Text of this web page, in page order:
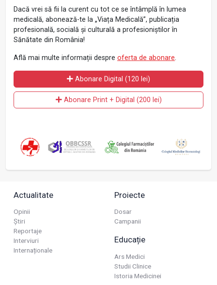
Dacă vrei să fii la curent cu tot ce se întâmplă în lumea
medicală, abonează-te la „Viața Medicală”, publicația
profesională, socială și culturală a profesioniștilor în
Sănătate din România!
Află mai multe informații despre oferta de abonare.
Abonare Digital (120 lei)
Abonare Print + Digital (200 lei)
Actualitate
Opinii
Știri
Reportaje
Interviuri
Internaționale
Proiecte
Dosar
Campanii
Educație
Ars Medici
Studii Clinice
Istoria Medicinei